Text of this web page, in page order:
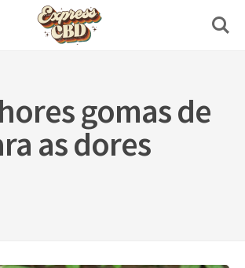
gomas de
as dores